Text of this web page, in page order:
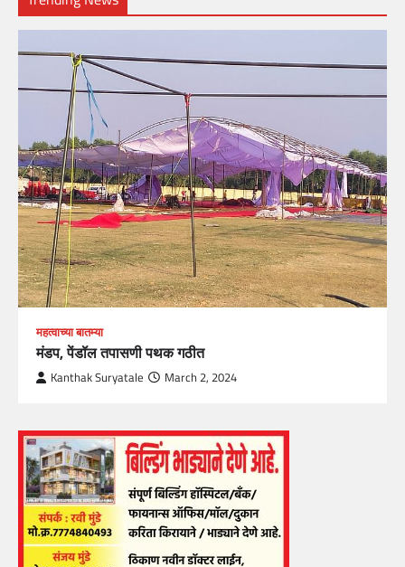
महत्वाच्या बातम्या
मंडप, पेंडॉल तपासणी पथक गठीत
Kanthak Suryatale March 2, 2024